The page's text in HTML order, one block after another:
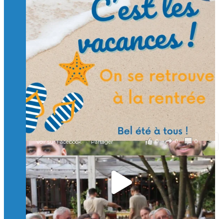
Charger plus Suivre sur Instagram
🙏 Soutenez l’Isep via la taxe d’apprentissage 2026
et contribuons ensemble à former les générations
d’ingénieurs de demain. 🙏
Merci à tous !
🎯 Taxe d’apprentissage 2026 : avec l'Isep, investissez pour
un numérique au service de l'humain !
À l’Isep, nous formons des ingénieurs, des bachelors, des
Mastères Spécialisés, qui allient excellence technologique et
valeurs humaines, au cœur de notre pro
...Voir plus
il y a 2 mois
0 0 0
Voir sur Facebook · Partager
🚀Afterwork à Genève 🚀
🥳 Le 22 avril dernier, 14 Alumni vivant / travaillant
en Suisse ont partagé un moment convivial de
retrouvailles et d'échanges !